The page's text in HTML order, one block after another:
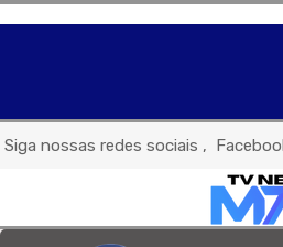
Siga nossas redes sociais ,